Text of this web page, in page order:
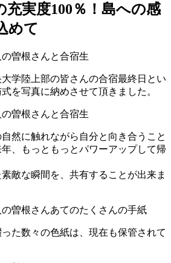
充実度100％！島への感
めて
学陸上部の皆さんの合宿最終日とい
を写真に納めさせて頂きました。
自然に触れながら自分と向き合うこと
年、もっともっとパワーアップして帰
敵な瞬間を、共有することが出来ま
た数々の色紙は、現在も保管されて